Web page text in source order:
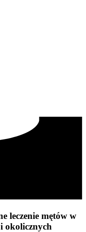
leczenie mętów w
okolicznych